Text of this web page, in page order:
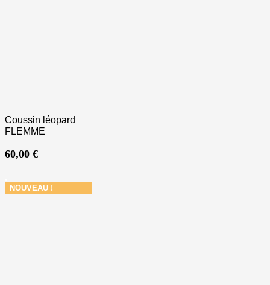
Coussin léopard
FLEMME
60,00 €
NOUVEAU !